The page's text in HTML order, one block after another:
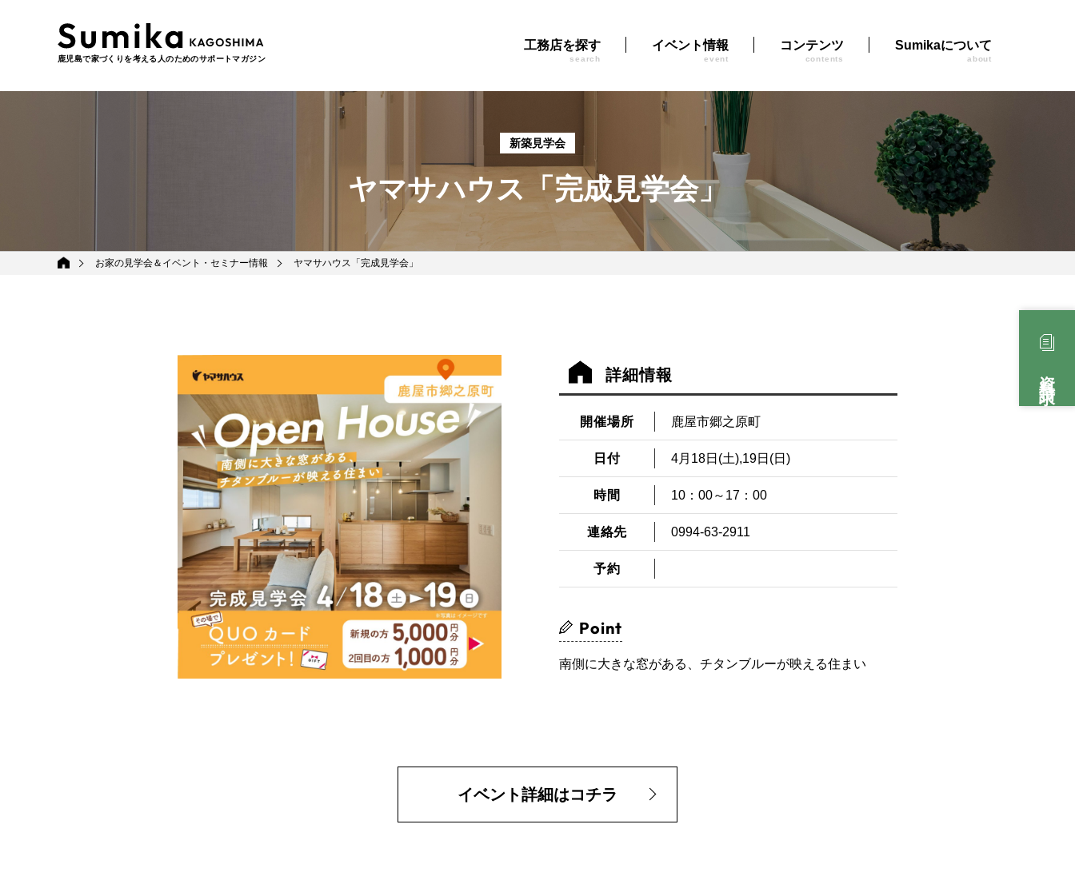
鹿児島で家づくりを考える人のためのサポートマガジン
工務店を探す
search
イベント情報
event
コンテンツ
contents
Sumikaについて
about
新築見学会
ヤマサハウス「完成見学会」
お家の見学会＆イベント・セミナー情報 ヤマサハウス「完成見学会」
詳細情報
開催場所 鹿屋市郷之原町
日付 4月18日(土),19日(日)
時間 10：00～17：00
連絡先 0994-63-2911
予約
Point
南側に大きな窓がある、チタンブルーが映える住まい
イベント詳細はコチラ
資料請求